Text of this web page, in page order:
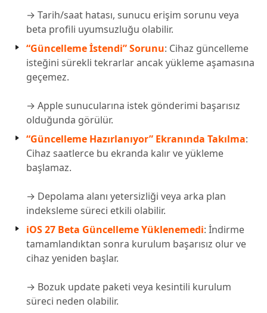
→ Tarih/saat hatası, sunucu erişim sorunu veya
beta profili uyumsuzluğu olabilir.
“Güncelleme İstendi” Sorunu: Cihaz güncelleme
isteğini sürekli tekrarlar ancak yükleme aşamasına
geçemez.
→ Apple sunucularına istek gönderimi başarısız
olduğunda görülür.
“Güncelleme Hazırlanıyor” Ekranında Takılma:
Cihaz saatlerce bu ekranda kalır ve yükleme
başlamaz.
→ Depolama alanı yetersizliği veya arka plan
indeksleme süreci etkili olabilir.
iOS 27 Beta Güncelleme Yüklenemedi: İndirme
tamamlandıktan sonra kurulum başarısız olur ve
cihaz yeniden başlar.
→ Bozuk update paketi veya kesintili kurulum
süreci neden olabilir.